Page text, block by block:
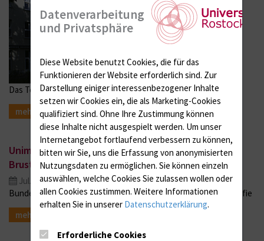
Das Team spricht über seine Arbeitsfelder
mehr
Unimedizin stellt neues Gerät zur
Brustkrebserkennung vor
Jul. 14, 2016
Bundesweite Koryphäe spricht über Geschichte der Mammografie
mehr
Datenverarbeitung
und Privatsphäre
Diese Website benutzt Cookies, die für das
Funktionieren der Website erforderlich sind. Zur
Darstellung einiger interessenbezogener Inhalte
setzen wir Cookies ein, die als Marketing-Cookies
qualifiziert sind. Ohne Ihre Zustimmung können
diese Inhalte nicht ausgespielt werden. Um unser
Internetangebot fortlaufend verbessern zu können,
bitten wir Sie, uns die Erfassung von anonymisierten
Nutzungsdaten zu ermöglichen. Sie können einzeln
auswählen, welche Cookies Sie zulassen wollen oder
allen Cookies zustimmen. Weitere Informationen
erhalten Sie in unserer Datenschutzerklärung.
Erforderliche Cookies